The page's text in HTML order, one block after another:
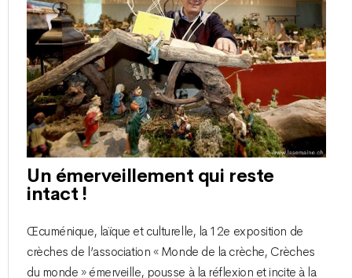
Un émerveillement qui reste
intact !
Œcuménique, laïque et culturelle, la 12e exposition de
crèches de l’association « Monde de la crèche, Crèches
du monde » émerveille, pousse à la réflexion et incite à la